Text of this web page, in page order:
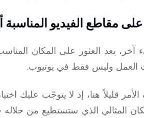
يعد العثور على المكان
العمل وليس فقط في يوتيوب.
قليلاً هنا، إذ لا يتوجّب عليك
المثالي الذي ستستطيع من